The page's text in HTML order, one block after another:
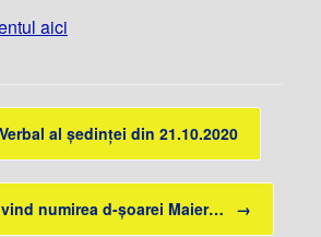
aici
al ședinței din 21.10.2020
numirea d-șoarei Maier… →